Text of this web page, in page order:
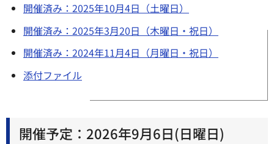
開催済み：2025年10月4日（土曜日）
開催済み：2025年3月20日（木曜日・祝日）
開催済み：2024年11月4日（月曜日・祝日）
添付ファイル
開催予定：2026年9月6日(日曜日)